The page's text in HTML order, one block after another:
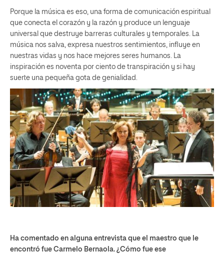
Porque la música es eso, una forma de comunicación espiritual
que conecta el corazón y la razón y produce un lenguaje
universal que destruye barreras culturales y temporales. La
música nos salva, expresa nuestros sentimientos, influye en
nuestras vidas y nos hace mejores seres humanos. La
inspiración es noventa por ciento de transpiración y si hay
suerte una pequeña gota de genialidad.
Ha comentado en alguna entrevista que el maestro que le
encontró fue Carmelo Bernaola. ¿Cómo fue ese